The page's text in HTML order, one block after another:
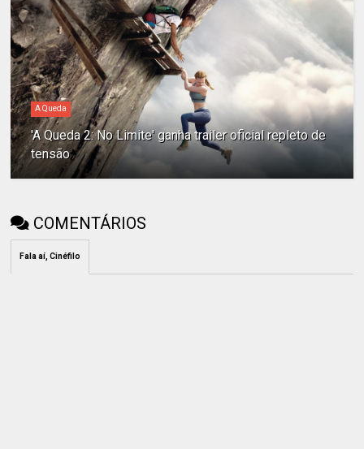
A Queda
'A Queda 2: No Limite' ganha trailer oficial repleto de
tensão
COMENTÁRIOS
Fala aí, Cinéfilo